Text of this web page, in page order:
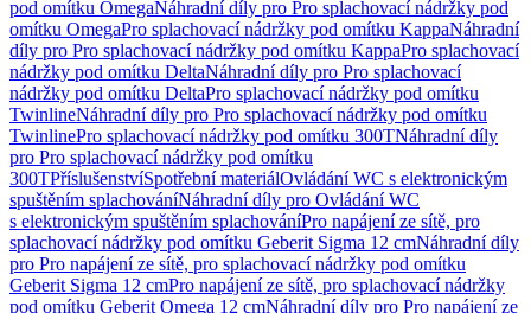
pod omítku OmegaNáhradní díly pro Pro splachovací nádržky pod
omítku OmegaPro splachovací nádržky pod omítku KappaNáhradní
díly pro Pro splachovací nádržky pod omítku KappaPro splachovací
nádržky pod omítku DeltaNáhradní díly pro Pro splachovací
nádržky pod omítku DeltaPro splachovací nádržky pod omítku
TwinlineNáhradní díly pro Pro splachovací nádržky pod omítku
TwinlinePro splachovací nádržky pod omítku 300TNáhradní díly
pro Pro splachovací nádržky pod omítku
300TPříslušenstvíSpotřební materiálOvládání WC s elektronickým
spuštěním splachováníNáhradní díly pro Ovládání WC
s elektronickým spuštěním splachováníPro napájení ze sítě, pro
splachovací nádržky pod omítku Geberit Sigma 12 cmNáhradní díly
pro Pro napájení ze sítě, pro splachovací nádržky pod omítku
Geberit Sigma 12 cmPro napájení ze sítě, pro splachovací nádržky
pod omítku Geberit Omega 12 cmNáhradní díly pro Pro napájení ze